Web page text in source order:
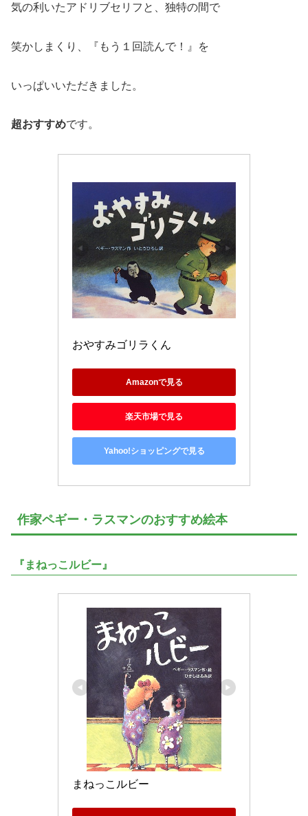
気の利いたアドリブセリフと、独特の間で
笑かしまくり、『もう１回読んで！』を
いっぱいいただきました。
超おすすめです。
おやすみゴリラくん
Amazonで見る
楽天市場で見る
Yahoo!ショッピングで見る
作家ペギー・ラスマンのおすすめ絵本
『まねっこルビー』
まねっこルビー